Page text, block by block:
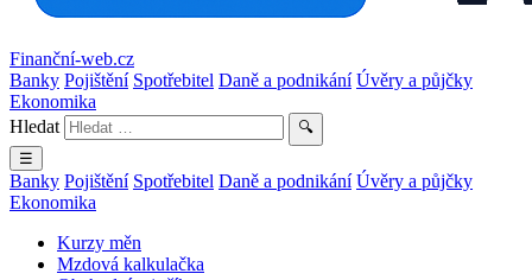
Finanční-web.cz
Banky Pojištění Spotřebitel Daně a podnikání Úvěry a půjčky
Ekonomika
Hledat
🔍
☰
Banky Pojištění Spotřebitel Daně a podnikání Úvěry a půjčky
Ekonomika
Kurzy měn
Mzdová kalkulačka